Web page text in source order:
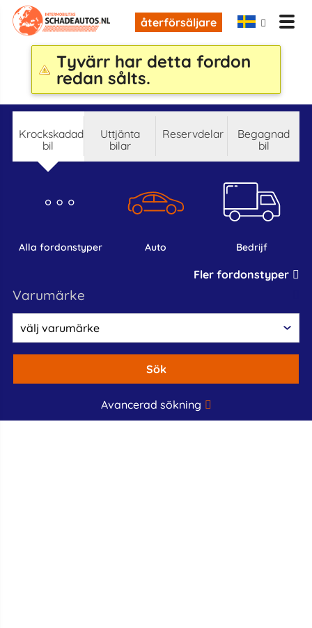
återförsäljare
Tyvärr har detta fordon
redan sålts.
krockskadad
bil
Uttjänta
bilar
reservdelar
begagnad
bil
alla fordonstyper auto bedrijf
Fler fordonstyper
varumärke
Sök
Avancerad sökning